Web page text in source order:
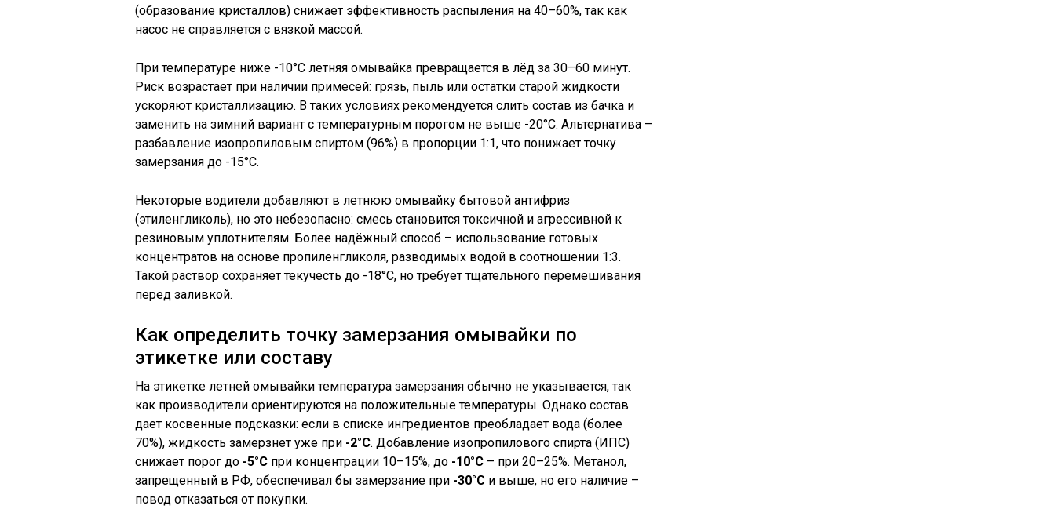
(образование кристаллов) снижает эффективность распыления на 40–60%, так как
насос не справляется с вязкой массой.
При температуре ниже -10°C летняя омывайка превращается в лёд за 30–60 минут.
Риск возрастает при наличии примесей: грязь, пыль или остатки старой жидкости
ускоряют кристаллизацию. В таких условиях рекомендуется слить состав из бачка и
заменить на зимний вариант с температурным порогом не выше -20°C. Альтернатива –
разбавление изопропиловым спиртом (96%) в пропорции 1:1, что понижает точку
замерзания до -15°C.
Некоторые водители добавляют в летнюю омывайку бытовой антифриз
(этиленгликоль), но это небезопасно: смесь становится токсичной и агрессивной к
резиновым уплотнителям. Более надёжный способ – использование готовых
концентратов на основе пропиленгликоля, разводимых водой в соотношении 1:3.
Такой раствор сохраняет текучесть до -18°C, но требует тщательного перемешивания
перед заливкой.
Как определить точку замерзания омывайки по
этикетке или составу
На этикетке летней омывайки температура замерзания обычно не указывается, так
как производители ориентируются на положительные температуры. Однако состав
дает косвенные подсказки: если в списке ингредиентов преобладает вода (более
70%), жидкость замерзнет уже при -2°C. Добавление изопропилового спирта (ИПС)
снижает порог до -5°C при концентрации 10–15%, до -10°C – при 20–25%. Метанол,
запрещенный в РФ, обеспечивал бы замерзание при -30°C и выше, но его наличие –
повод отказаться от покупки.